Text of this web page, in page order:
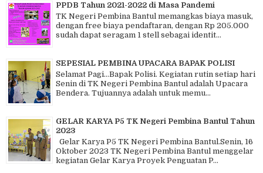
PPDB Tahun 2021-2022 di Masa Pandemi
TK Negeri Pembina Bantul memangkas biaya masuk,
dengan free biaya pendaftaran, dengan Rp 205.000
sudah dapat seragam 1 stell sebagai identit...
SEPESIAL PEMBINA UPACARA BAPAK POLISI
Selamat Pagi…Bapak Polisi. Kegiatan rutin setiap hari
Senin di TK Negeri Pembina Bantul adalah Upacara
Bendera. Tujuannya adalah untuk memu...
GELAR KARYA P5 TK Negeri Pembina Bantul Tahun
2023
Gelar Karya P5 TK Negeri Pembina Bantul.Senin, 16
Oktober 2023 TK Negeri Pembina Bantul menggelar
kegiatan Gelar Karya Proyek Penguatan P...